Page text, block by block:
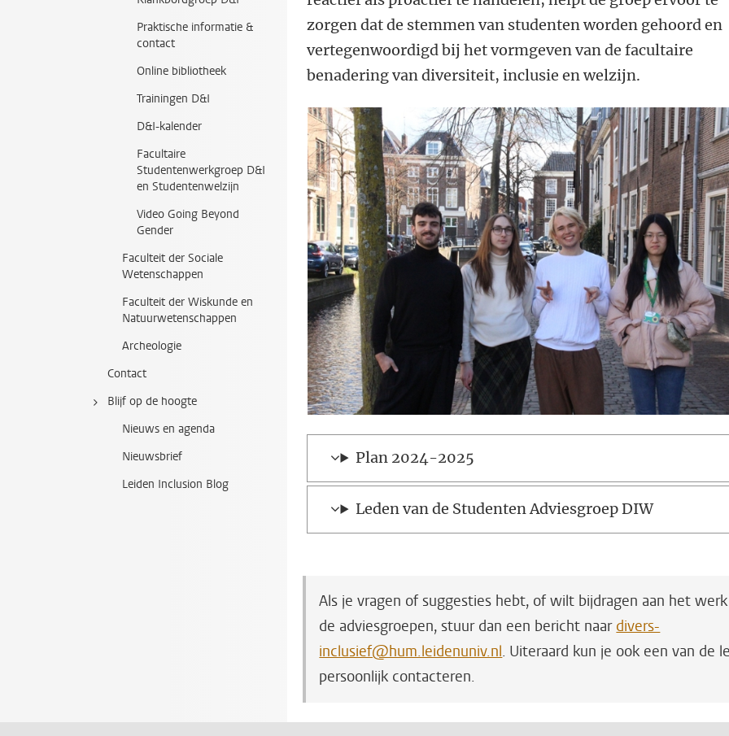
Praktische informatie &
contact
Online bibliotheek
Trainingen D&I
D&I-kalender
Facultaire
Studentenwerkgroep D&I
en Studentenwelzijn
Video Going Beyond
Gender
Faculteit der Sociale
Wetenschappen
Faculteit der Wiskunde en
Natuurwetenschappen
Archeologie
Contact
Blijf op de hoogte
Nieuws en agenda
Nieuwsbrief
Leiden Inclusion Blog
zorgen dat de stemmen van studenten worden gehoord en
vertegenwoordigd bij het vormgeven van de facultaire
benadering van diversiteit, inclusie en welzijn.
Plan 2024-2025
Leden van de Studenten Adviesgroep DIW
Als je vragen of suggesties hebt, of wilt bijdragen aan het
de adviesgroepen, stuur dan een bericht naar divers-
inclusief@hum.leidenuniv.nl. Uiteraard kun je ook een van de
persoonlijk contacteren.